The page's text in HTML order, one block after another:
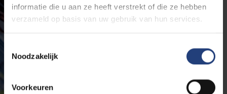
informatie die u aan ze heeft verstrekt of die ze hebben
verzameld op basis van uw gebruik van hun services.
Noodzakelijk
Voorkeuren